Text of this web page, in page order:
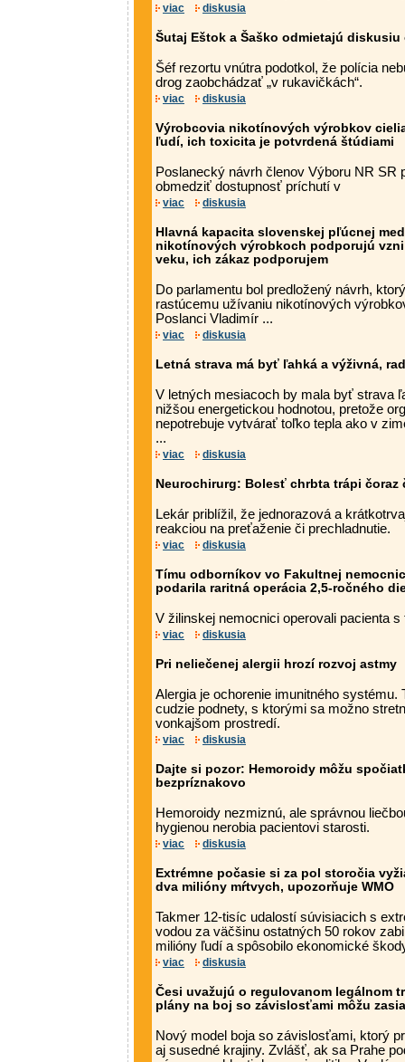
viac diskusia
Šutaj Eštok a Šaško odmietajú
Šéf rezortu vnútra podotkol, že polícia
drog zaobchádzať „v rukavičkách“.
viac diskusia
Výrobcovia nikotínových výrobkov
ľudí, ich toxicita je potvrdená štúdiami
Poslanecký návrh členov Výboru NR SR
obmedziť dostupnosť príchutí v
viac diskusia
Hlavná kapacita slovenskej pľúcnej
nikotínových výrobkoch podporujú
veku, ich zákaz podporujem
Do parlamentu bol predložený návrh,
rastúcemu užívaniu nikotínových
Poslanci Vladimír ...
viac diskusia
Letná strava má byť ľahká a výživná,
V letných mesiacoch by mala byť strava
nižšou energetickou hodnotou, pretože
nepotrebuje vytvárať toľko tepla ako v
...
viac diskusia
Neurochirurg: Bolesť chrbta trápi
Lekár priblížil, že jednorazová a
reakciou na preťaženie či prechladnutie.
viac diskusia
Tímu odborníkov vo Fakultnej
podarila raritná operácia 2,5-ročného
V žilinskej nemocnici operovali pacienta
viac diskusia
Pri neliečenej alergii hrozí rozvoj astmy
Alergia je ochorenie imunitného systému.
cudzie podnety, s ktorými sa možno
vonkajšom prostredí.
viac diskusia
Dajte si pozor: Hemoroidy môžu
bezpríznakovo
Hemoroidy nezmiznú, ale správnou
hygienou nerobia pacientovi starosti.
viac diskusia
Extrémne počasie si za pol storočia
dva milióny mŕtvych, upozorňuje WMO
Takmer 12-tisíc udalostí súvisiacich s
vodou za väčšinu ostatných 50 rokov
milióny ľudí a spôsobilo ekonomické
viac diskusia
Česi uvažujú o regulovanom legálnom
plány na boj so závislosťami môžu
Nový model boja so závislosťami, ktorý
aj susedné krajiny. Zvlášť, ak sa Prahe